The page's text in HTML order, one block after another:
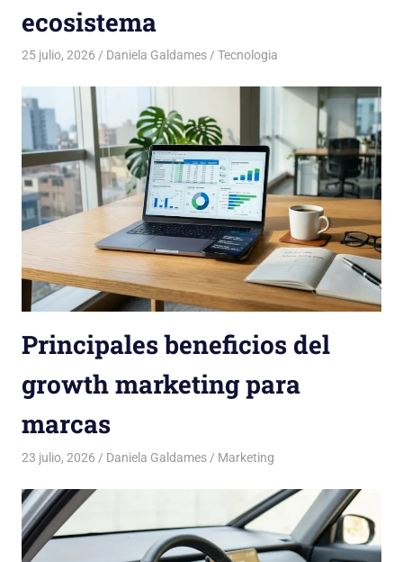
ecosistema
25 julio, 2026 Daniela Galdames Tecnologia
Principales beneficios del
growth marketing para
marcas
23 julio, 2026 Daniela Galdames Marketing